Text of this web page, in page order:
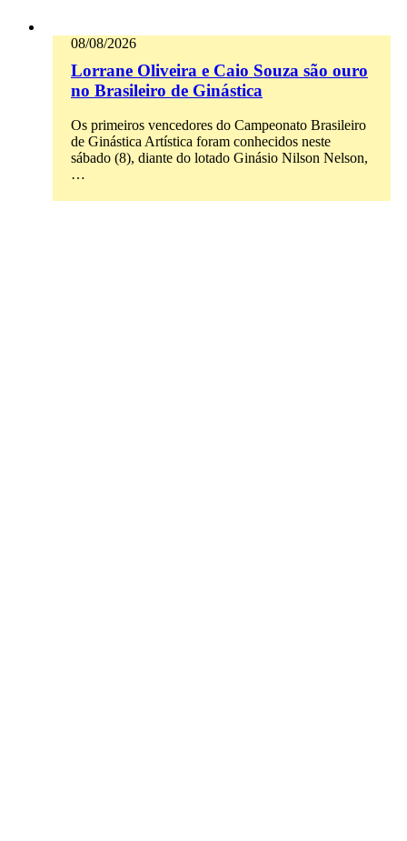
08/08/2026
Lorrane Oliveira e Caio Souza são ouro
no Brasileiro de Ginástica
Os primeiros vencedores do Campeonato Brasileiro
de Ginástica Artística foram conhecidos neste
sábado (8), diante do lotado Ginásio Nilson Nelson,
…